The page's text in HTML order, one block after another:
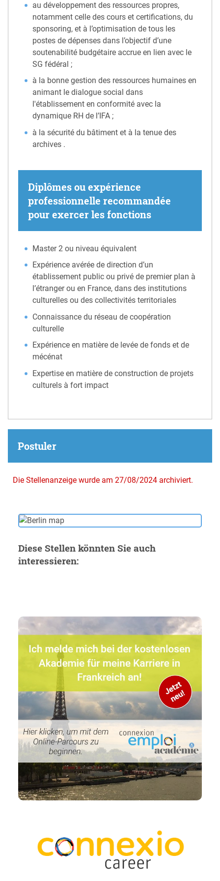
au développement des ressources propres,
notamment celle des cours et certifications, du
sponsoring, et à l’optimisation de tous les
postes de dépenses dans l’objectif d’une
soutenabilité budgétaire accrue en lien avec le
SG fédéral ;
à la bonne gestion des ressources humaines en
animant le dialogue social dans
l'établissement en conformité avec la
dynamique RH de l’IFA ;
à la sécurité du bâtiment et à la tenue des
archives .
Diplômes ou expérience
professionnelle recommandée
pour exercer les fonctions
Master 2 ou niveau équivalent
Expérience avérée de direction d’un
établissement public ou privé de premier plan à
l’étranger ou en France, dans des institutions
culturelles ou des collectivités territoriales
Connaissance du réseau de coopération
culturelle
Expérience en matière de levée de fonds et de
mécénat
Expertise en matière de construction de projets
culturels à fort impact
Postuler
Die Stellenanzeige wurde am 27/08/2024 archiviert.
Diese Stellen könnten Sie auch
interessieren: